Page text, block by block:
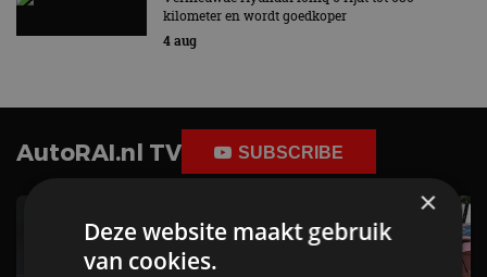
kilometer en wordt goedkoper
4 aug
AutoRAI.nl TV SUBSCRIBE
×
Deze website maakt gebruik
van cookies.